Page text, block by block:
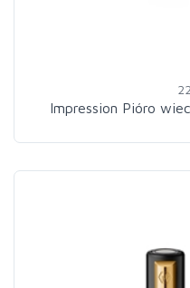
Impression Pióro